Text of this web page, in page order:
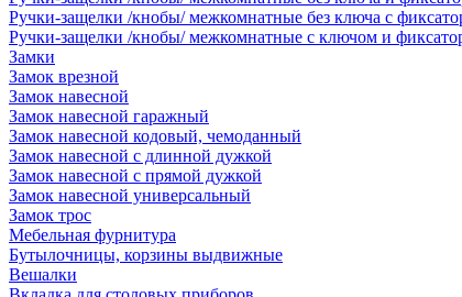
Ручки-защелки /кнобы/ межкомнатные без ключа с
Ручки-защелки /кнобы/ межкомнатные с ключом и
Замки
Замок врезной
Замок навесной
Замок навесной гаражный
Замок навесной кодовый, чемоданный
Замок навесной с длинной дужкой
Замок навесной с прямой дужкой
Замок навесной универсальный
Замок трос
Мебельная фурнитура
Бутылочницы, корзины выдвижные
Вешалки